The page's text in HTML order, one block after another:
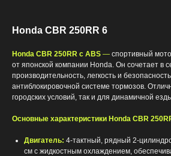
Honda CBR 250RR 6
Honda CBR 250RR с ABS — спортивный
от японской компании Honda. Он сочетает в
производительность, легкость и
антиблокировочной системе тормозов.
городских условий, так и для динамичной
Основные характеристики Honda CBR
Двигатель: 4-тактный, рядный 2-
см с жидкостным охлаждением,